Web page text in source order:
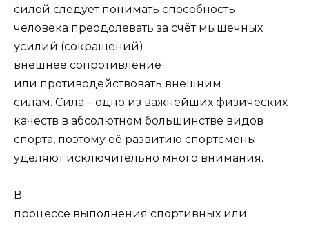
силой следует понимать способность
человека преодолевать за счёт мышечных
усилий (сокращений)
внешнее сопротивление
или противодействовать внешним
силам. Сила – одно из важнейших физических
качеств в абсолютном большинстве видов
спорта, поэтому её развитию спортсмены
уделяют исключительно много внимания.
В
процессе выполнения спортивных или